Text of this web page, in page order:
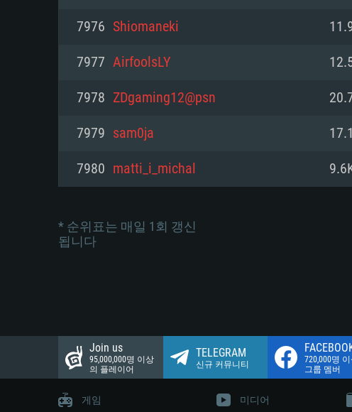
해상도: 720p
네트워크: 브로드밴드 인터넷
여유 저장 공간: 22.1 GB (최소 클라이
(Mac), 혹은 이와 비슷한 성능을 가지
의 AMD/Nvidia. 최소 해상도: 720p
네트워크: 브로드밴드 인터넷
여유 저장 공간: 22.1 GB (최소 클라이
와 동급의 성능을 가지며 최신 그래
지원하는 AMD (6개월 미만; 최소사
7976 Shiomaneki
7977 AirfoolsLY
7978 ZDgaming12@psn
7979 sam0ja
7980 matti_i_michal
* 순위표는 매일 1회 갱신
됩니다
Join us
95,000,000명 이상
의 플레이어
TELEGRAM
신규 커뮤니티
720,000명
그룹 멤버
게임
미디어